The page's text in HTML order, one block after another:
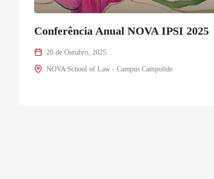
Conferência Anual NOVA IPSI 2025
20 de Outubro, 2025
NOVA School of Law - Campus Campolide